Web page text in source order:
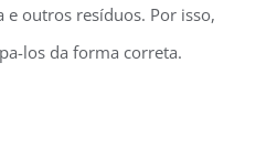
outros resíduos. Por isso,
los da forma correta.